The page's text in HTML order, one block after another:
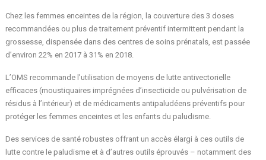
Chez les femmes enceintes de la région, la couverture des 3 doses
recommandées ou plus de traitement préventif intermittent pendant la
grossesse, dispensée dans des centres de soins prénatals, est passée
d’environ 22% en 2017 à 31% en 2018.
L’OMS recommande l’utilisation de moyens de lutte antivectorielle
efficaces (moustiquaires imprégnées d’insecticide ou pulvérisation de
résidus à l’intérieur) et de médicaments antipaludéens préventifs pour
protéger les femmes enceintes et les enfants du paludisme.
Des services de santé robustes offrant un accès élargi à ces outils de
lutte contre le paludisme et à d’autres outils éprouvés – notamment des